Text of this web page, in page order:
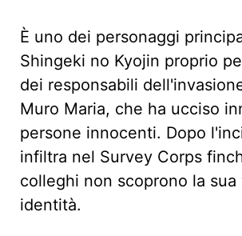
È uno dei personaggi
Shingeki no Kyojin proprio
dei responsabili
Muro Maria, che ha ucciso
persone innocenti. Dopo
infiltra nel Survey Corps
colleghi non scoprono la sua
identità.